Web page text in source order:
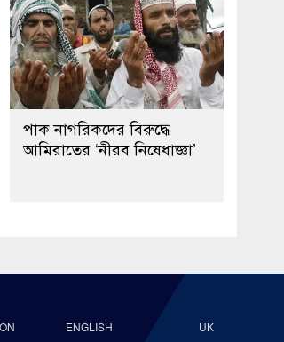
পাক নাগরিকদের বিরুদ্ধে
আমিরাতের ‘নীরব নিষেধাজ্ঞা’
ENGLISH UK